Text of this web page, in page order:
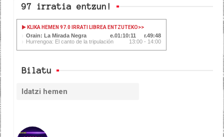
97 irratia entzun!
KLIKA HEMEN 97.0 IRRATI LIBREA ENTZUTEKO>>
Orain: La Mirada Negra 01:10:11
49:48
Hurrengoa: El canto de la tripulación
13:00 - 14:00
Bilatu